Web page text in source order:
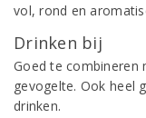
vol, rond en
Drinken bij
Goed te combineren
gevogelte. Ook heel
drinken.